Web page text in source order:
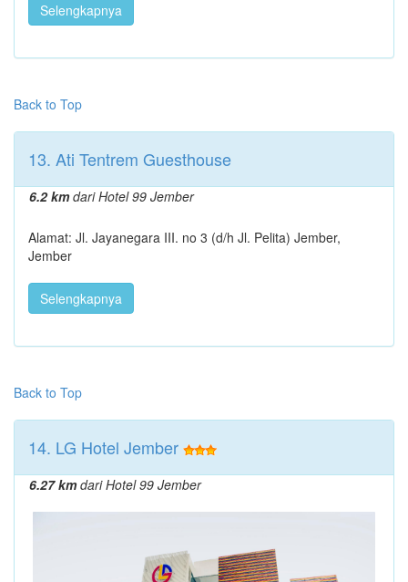
Selengkapnya
Back to Top
13. Ati Tentrem Guesthouse
6.2 kmdari Hotel 99 Jember
Alamat: Jl. Jayanegara III. no 3 (d/h Jl. Pelita) Jember,
Jember
Selengkapnya
Back to Top
14. LG Hotel Jember
6.27 kmdari Hotel 99 Jember